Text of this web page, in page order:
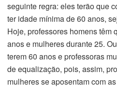
seguinte regra: eles terão que
ter idade mínima de 60 anos,
Hoje, professores homens têm
anos e mulheres durante 25.
terem 60 anos e professoras
de equalização, pois, assim,
mulheres se aposentam com